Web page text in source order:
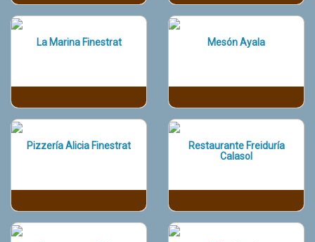
La Marina Finestrat Mesón Ayala
Pizzería Alicia Finestrat
Restaurante Freiduría
Calasol